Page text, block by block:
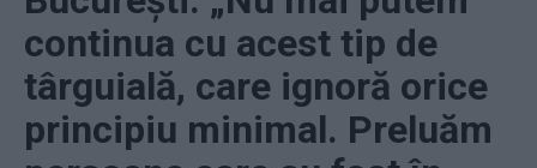
continua cu acest tip de
târguială, care ignoră orice
principiu minimal. Preluăm